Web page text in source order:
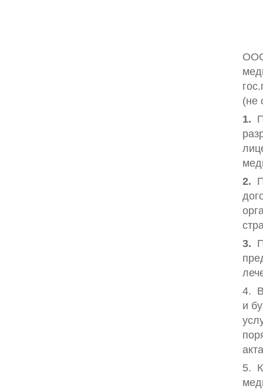
ООО
(не
1.
2.
3.
4. В
и
5.